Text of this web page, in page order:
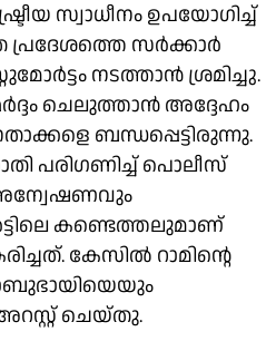
സ്വാധീനം ഉപയോഗിച്ച്
പ്രദേശത്തെ സർക്കാർ
നടത്താൻ ശ്രമിച്ചു.
ചെലുത്താൻ അദ്ദേഹം
ബന്ധപ്പെട്ടിരുന്നു.
പരിഗണിച്ച് പൊലീസ്
അന്വേഷണവും
കണ്ടെത്തലുമാണ്
കേസിൽ റാമിന്റെ
ചെയ്തു.